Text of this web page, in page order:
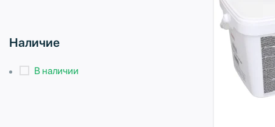
Наличие
В наличии